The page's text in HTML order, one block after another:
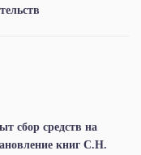
сбор средств на
книг С.Н.